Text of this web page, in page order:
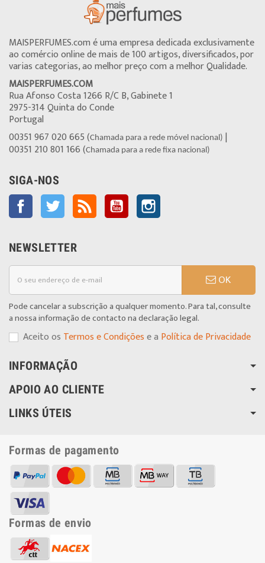
MAISPERFUMES.com é uma empresa dedicada exclusivamente
ao comércio online de mais de 100 artigos, diversificados, por
varias categorias, ao melhor preço com a melhor Qualidade.
MAISPERFUMES.COM
Rua Afonso Costa 1266 R/C B, Gabinete 1
2975-314 Quinta do Conde
Portugal
00351 967 020 665 (Chamada para a rede móvel nacional) |
00351 210 801 166 (Chamada para a rede fixa nacional)
SIGA-NOS
Facebook Twitter Rss YouTube
NEWSLETTER
OK
Pode cancelar a subscrição a qualquer momento. Para tal, consulte
a nossa informação de contacto na declaração legal.
Aceito os Termos e Condiçõese a Política de Privacidade
INFORMAÇÃO
APOIO AO CLIENTE
LINKS ÚTEIS
Formas de pagamento
Formas de envio